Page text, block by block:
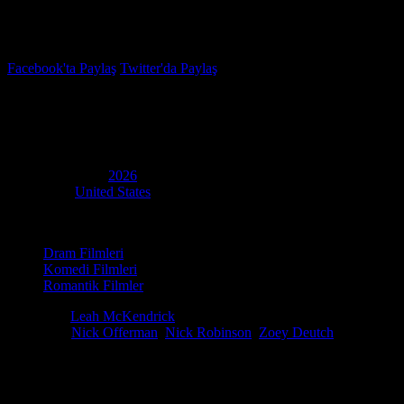
Facebook'ta Paylaş Twitter'da Paylaş
2026
United States
Dram Filmleri
Komedi Filmleri
Romantik Filmler
Leah McKendrick
Nick Offerman Nick Robinson Zoey Deutch